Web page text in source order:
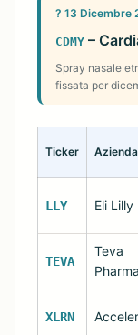
? 13 Dicembre
CDMY –
Spray nasale
fissata per
Ticker Azienda
LLY Eli Lilly
TEVA
Teva
Pharma
XLRN